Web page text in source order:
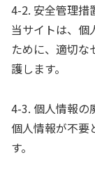
4-2. 安全管理措
当サイトは、個
ために、適切な
護します。
4-3. 個人情報の
個人情報が不要
す。